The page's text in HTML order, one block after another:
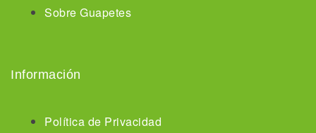
Sobre Guapetes
Información
Política de Privacidad